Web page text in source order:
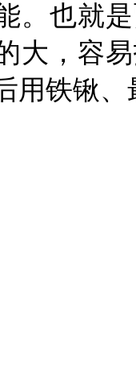
。也就
大，容
用铁锹